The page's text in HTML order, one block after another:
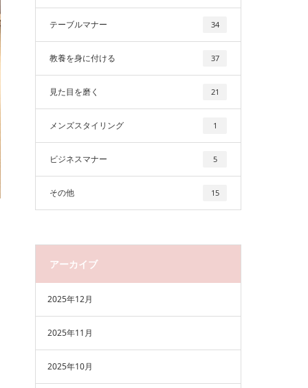
テーブルマナー 34
教養を身に付ける 37
見た目を磨く 21
メンズスタイリング 1
ビジネスマナー 5
その他 15
アーカイブ
2025年12月
2025年11月
2025年10月